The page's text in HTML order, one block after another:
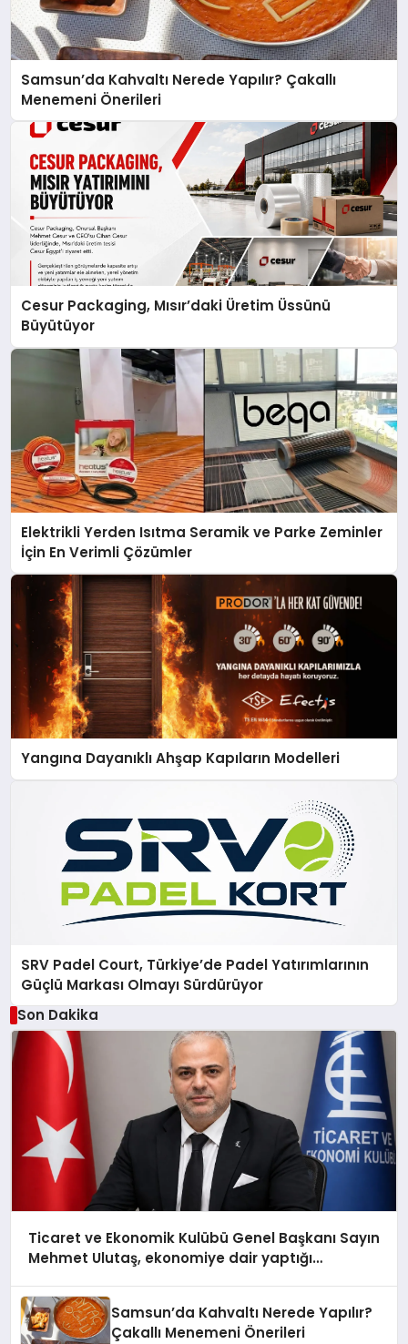
Samsun’da Kahvaltı Nerede Yapılır? Çakallı
Menemeni Önerileri
Cesur Packaging, Mısır’daki Üretim Üssünü
Büyütüyor
Elektrikli Yerden Isıtma Seramik ve Parke Zeminler
İçin En Verimli Çözümler
Yangına Dayanıklı Ahşap Kapıların Modelleri
SRV Padel Court, Türkiye’de Padel Yatırımlarının
Güçlü Markası Olmayı Sürdürüyor
Son Dakika
Ticaret ve Ekonomik Kulübü Genel Başkanı Sayın
Mehmet Ulutaş, ekonomiye dair yaptığı
Samsun’da Kahvaltı Nerede Yapılır?
Çakallı Menemeni Önerileri